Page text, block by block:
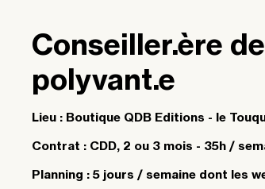
Conseiller.ère
polyvant.e
Lieu : Boutique QDB Editions - le
Contrat : CDD, 2 ou 3 mois - 35h /
Planning : 5 jours / semaine dont les